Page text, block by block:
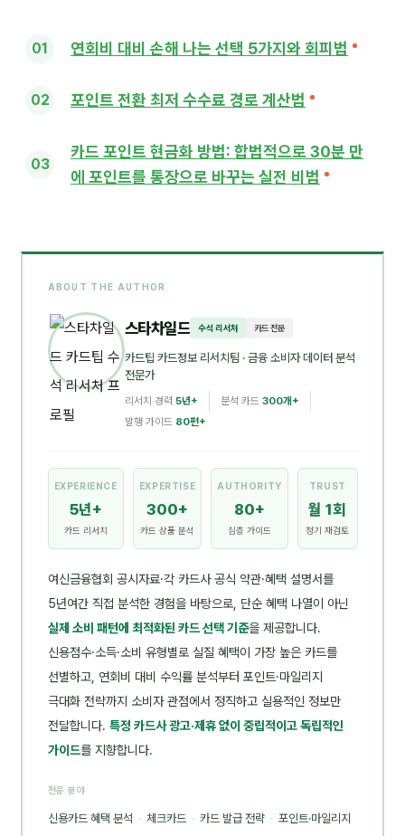
연회비 대비 손해 나는 선택 5가지와 회피법
포인트 전환 최저 수수료 경로 계산법
카드 포인트 현금화 방법: 합법적으로 30분 만
에 포인트를 통장으로 바꾸는 실전 비법
ABOUT THE AUTHOR
스타차일드 수석 리서처 카드 전문
카드팁 카드정보 리서치팀 · 금융 소비자 데이터 분석
전문가
리서치 경력 5년+ 분석 카드 300개+
발행 가이드 80편+
EXPERIENCE
5년+
카드 리서치
EXPERTISE
300+
카드 상품 분석
AUTHORITY
80+
심층 가이드
TRUST
월 1회
정기 재검토
여신금융협회 공시자료·각 카드사 공식 약관·혜택 설명서를
5년여간 직접 분석한 경험을 바탕으로, 단순 혜택 나열이 아닌
실제 소비 패턴에 최적화된 카드 선택 기준을 제공합니다.
신용점수·소득·소비 유형별로 실질 혜택이 가장 높은 카드를
선별하고, 연회비 대비 수익률 분석부터 포인트·마일리지
극대화 전략까지 소비자 관점에서 정직하고 실용적인 정보만
전달합니다. 특정 카드사 광고·제휴 없이 중립적이고 독립적인
가이드를 지향합니다.
전문 분야
신용카드 혜택 분석 · 체크카드 · 카드 발급 전략 · 포인트·마일리지